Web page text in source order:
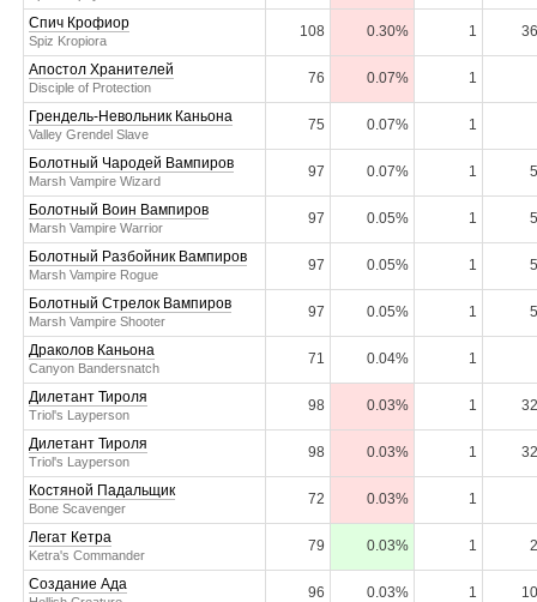
Спич Крофиор
Spiz Kropiora
108 0.30% 1
Апостол Хранителей
Disciple of Protection
76 0.07% 1
Грендель-Невольник Каньона
Valley Grendel Slave
75 0.07% 1
Болотный Чародей Вампиров
Marsh Vampire Wizard
97 0.07% 1
Болотный Воин Вампиров
Marsh Vampire Warrior
97 0.05% 1
Болотный Разбойник Вампиров
Marsh Vampire Rogue
97 0.05% 1
Болотный Стрелок Вампиров
Marsh Vampire Shooter
97 0.05% 1
Драколов Каньона
Canyon Bandersnatch
71 0.04% 1
Дилетант Тироля
Triol's Layperson
98 0.03% 1
Дилетант Тироля
Triol's Layperson
98 0.03% 1
Костяной Падальщик
Bone Scavenger
72 0.03% 1
Легат Кетра
Ketra's Commander
79 0.03% 1
Создание Ада 96 0.03% 1